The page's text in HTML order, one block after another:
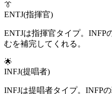
👔
ENTJ(指揮官)
ENTJは指揮官タイプ。INFP
むを補完してくれる。
🌟
INFJ(提唱者)
INFJは提唱者タイプ。INFP